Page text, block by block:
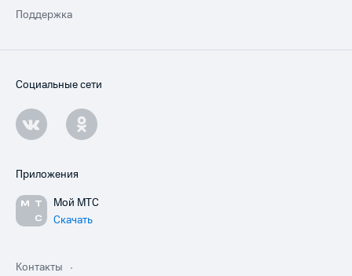
Поддержка
Социальные сети
Приложения
Мой МТС
Скачать
Контакты